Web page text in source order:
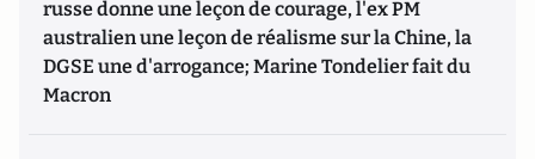
russe donne une leçon de courage, l'ex PM
australien une leçon de réalisme sur la Chine, la
DGSE une d'arrogance; Marine Tondelier fait du
Macron